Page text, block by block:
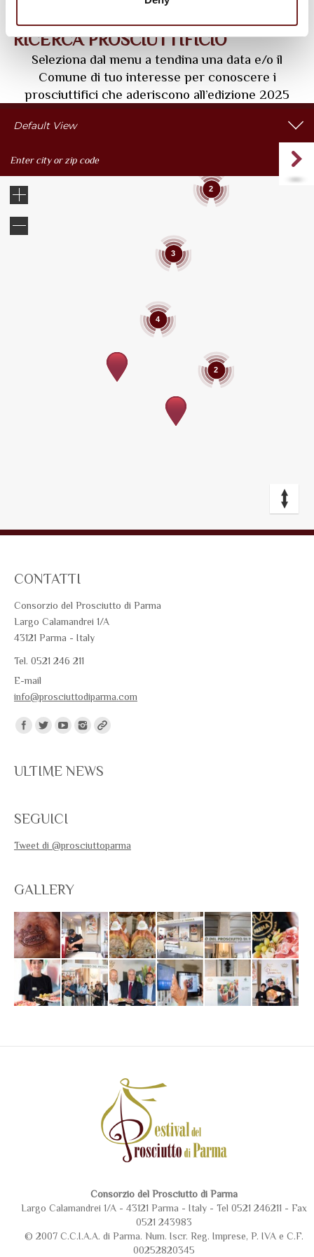
RICERCA PROSCIUTTIFICIO
Seleziona dal menu a tendina una data e/o il
Comune di tuo interesse per conoscere i
prosciuttifici che aderiscono all’edizione 2025
Default View
2
3
4
2
CONTATTI
Consorzio del Prosciutto di Parma
Largo Calamandrei 1/A
43121 Parma - Italy
Tel. 0521 246 211
E-mail
info@prosciuttodiparma.com
Trovaci su:
ULTIME NEWS
SEGUICI
Tweet di @prosciuttoparma
GALLERY
Consorzio del Prosciutto di Parma
Largo Calamandrei 1/A - 43121 Parma - Italy - Tel 0521 246211 - Fax
0521 243983
© 2007 C.C.I.A.A. di Parma. Num. Iscr. Reg. Imprese, P. IVA e C.F.
00252820345